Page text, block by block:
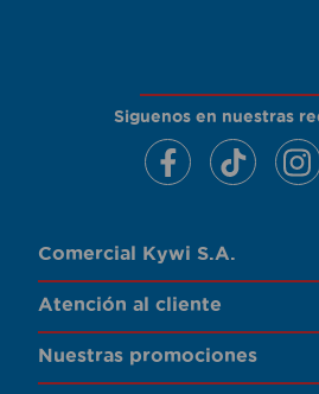
Siguenos en nuestras
Comercial Kywi S.A.
Atención al cliente
Nuestras promociones